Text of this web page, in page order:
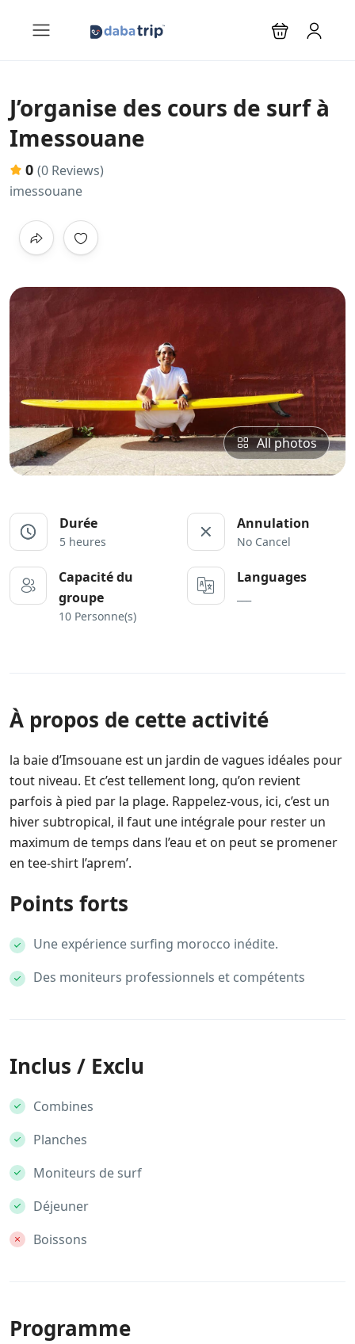
J’organise des cours de surf à
Imessouane
0 (0 Reviews)
imessouane
All photos
Durée
5 heures
Annulation
No Cancel
Capacité du
groupe
10 Personne(s)
Languages
À propos de cette activité
la baie d’Imsouane est un jardin de vagues idéales pour
tout niveau. Et c’est tellement long, qu’on revient
parfois à pied par la plage. Rappelez-vous, ici, c’est un
hiver subtropical, il faut une intégrale pour rester un
maximum de temps dans l’eau et on peut se promener
en tee-shirt l’aprem’.
Points forts
Une expérience surfing morocco inédite.
Des moniteurs professionnels et compétents
Inclus / Exclu
Combines
Planches
Moniteurs de surf
Déjeuner
Boissons
Programme